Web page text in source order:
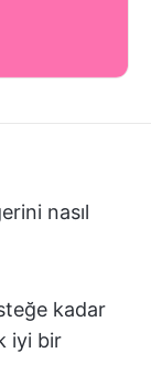
nasıl
kadar
iyi bir